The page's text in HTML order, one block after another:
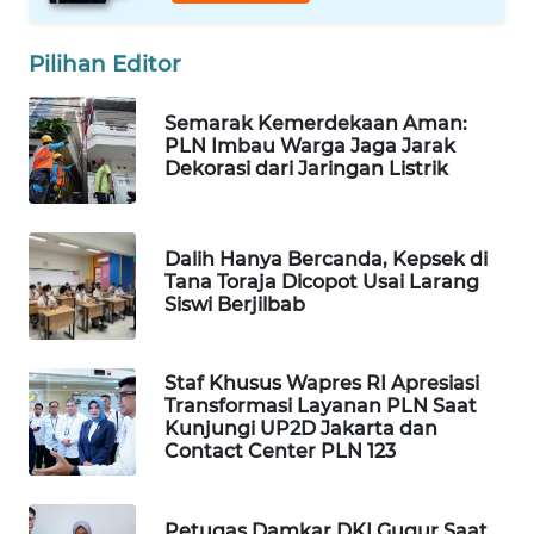
Pilihan Editor
Semarak Kemerdekaan Aman:
PLN Imbau Warga Jaga Jarak
Dekorasi dari Jaringan Listrik
Dalih Hanya Bercanda, Kepsek di
Tana Toraja Dicopot Usai Larang
Siswi Berjilbab
Staf Khusus Wapres RI Apresiasi
Transformasi Layanan PLN Saat
Kunjungi UP2D Jakarta dan
Contact Center PLN 123
WAHANA
SPORT
WAHANA
UMKM
WAHANA
SELEB
WAHANA
PERSONA
WAHANA
OTOMOTIF
WAHANA